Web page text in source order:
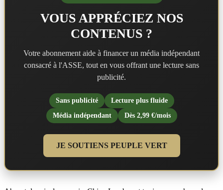
VOUS APPRÉCIEZ NOS
CONTENUS ?
Votre abonnement aide à financer un média indépendant
consacré à l'ASSE, tout en vous offrant une lecture sans
publicité.
Sans publicité
Lecture plus fluide
Média indépendant
Dès 2,99 €/mois
JE SOUTIENS PEUPLE VERT